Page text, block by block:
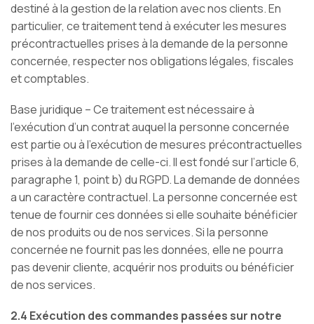
destiné à la gestion de la relation avec nos clients. En
particulier, ce traitement tend à exécuter les mesures
précontractuelles prises à la demande de la personne
concernée, respecter nos obligations légales, fiscales
et comptables.
Base juridique – Ce traitement est nécessaire à
l’exécution d’un contrat auquel la personne concernée
est partie ou à l’exécution de mesures précontractuelles
prises à la demande de celle-ci. Il est fondé sur l’article 6,
paragraphe 1, point b) du RGPD. La demande de données
a un caractère contractuel. La personne concernée est
tenue de fournir ces données si elle souhaite bénéficier
de nos produits ou de nos services. Si la personne
concernée ne fournit pas les données, elle ne pourra
pas devenir cliente, acquérir nos produits ou bénéficier
de nos services.
2.4 Exécution des commandes passées sur notre